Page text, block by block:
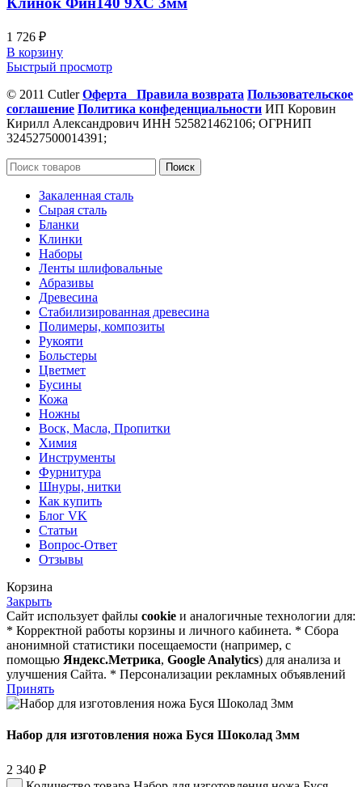
1 726 ₽
В корзину
Быстрый просмотр
© 2011 CutlerОферта Правила возврата Пользовательское
соглашение Политика конфеденциальности ИП Коровин
Кирилл Александрович ИНН 525821462106; ОГРНИП
324527500014391;
Поиск
Закаленная сталь
Сырая сталь
Бланки
Клинки
Наборы
Ленты шлифовальные
Абразивы
Древесина
Стабилизированная древесина
Полимеры, композиты
Рукояти
Больстеры
Цветмет
Бусины
Кожа
Ножны
Воск, Масла, Пропитки
Химия
Инструменты
Фурнитура
Шнуры, нитки
Как купить
Блог VK
Статьи
Вопрос-Ответ
Отзывы
Корзина
Закрыть
Сайт использует файлы cookie и аналогичные технологии для:
* Корректной работы корзины и личного кабинета. * Сбора
анонимной статистики посещаемости (например, с
помощью Яндекс.Метрика, Google Analytics) для анализа и
улучшения Сайта. * Персонализации рекламных объявлений
Принять
Набор для изготовления ножа Буся Шоколад 3мм
2 340 ₽